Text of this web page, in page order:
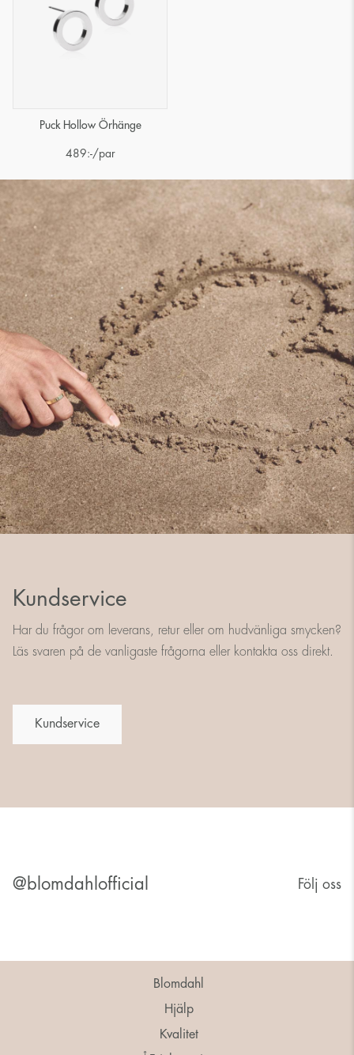
Puck Hollow Örhänge
489:-/par
Kundservice
Har du frågor om leverans, retur eller om hudvänliga smycken?
Läs svaren på de vanligaste frågorna eller kontakta oss direkt.
Kundservice
@blomdahlofficial Följ oss
Blomdahl
Hjälp
Kvalitet